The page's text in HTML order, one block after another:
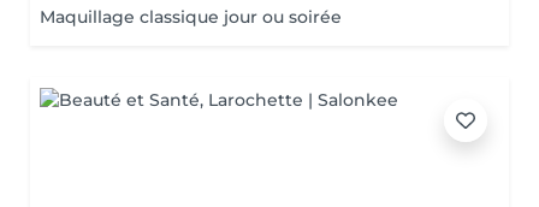
Maquillage classique jour ou soirée